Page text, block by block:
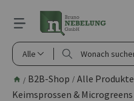
springen
Alle
/ B2B-Shop / Alle Produkte
Keimsprossen & Microgreens